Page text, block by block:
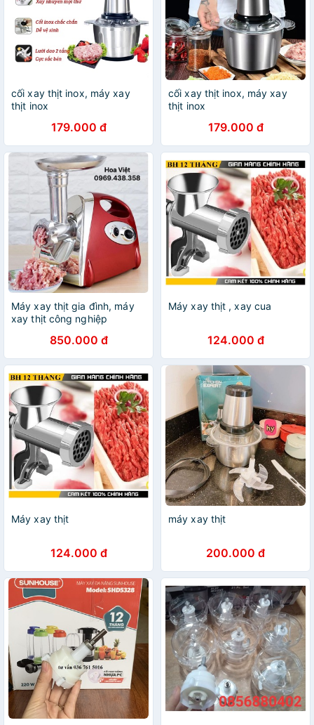
cối xay thịt inox, máy xay
thịt inox
179.000 đ
cối xay thịt inox, máy xay
thịt inox
179.000 đ
Máy xay thịt gia đình, máy
xay thịt công nghiệp
850.000 đ
Máy xay thịt , xay cua
124.000 đ
Máy xay thịt
124.000 đ
máy xay thịt
200.000 đ